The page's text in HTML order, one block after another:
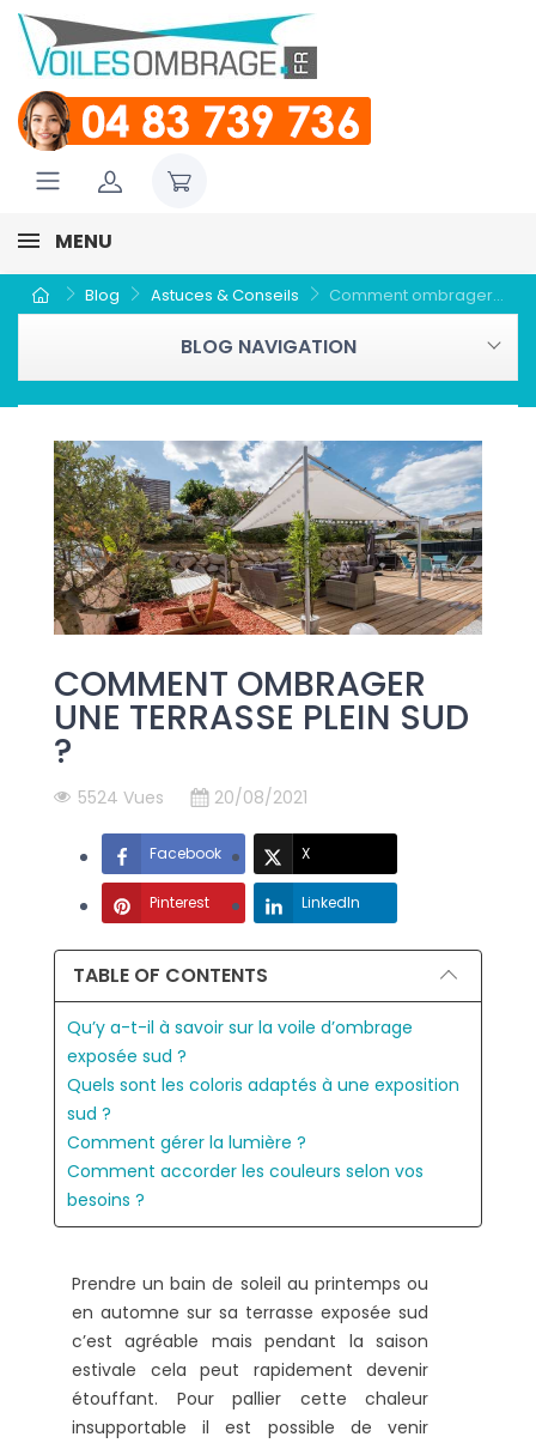
MENU
Blog Astuces & Conseils Comment ombrager...
BLOG NAVIGATION
COMMENT OMBRAGER
UNE TERRASSE PLEIN SUD
?
5524 Vues 20/08/2021
Facebook X
Pinterest LinkedIn
TABLE OF CONTENTS
Qu’y a-t-il à savoir sur la voile d’ombrage
exposée sud ?
Quels sont les coloris adaptés à une exposition
sud ?
Comment gérer la lumière ?
Comment accorder les couleurs selon vos
besoins ?
Prendre un bain de soleil au printemps ou
en automne sur sa terrasse exposée sud
c’est agréable mais pendant la saison
estivale cela peut rapidement devenir
étouffant. Pour pallier cette chaleur
insupportable il est possible de venir